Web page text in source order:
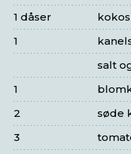
1 dåser
1
salt
1
søde
2
3